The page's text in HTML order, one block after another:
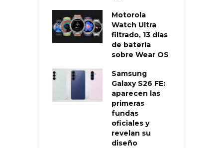
Motorola
Watch Ultra
filtrado, 13 días
de batería
sobre Wear OS
Samsung
Galaxy S26 FE:
aparecen las
primeras
fundas
oficiales y
revelan su
diseño